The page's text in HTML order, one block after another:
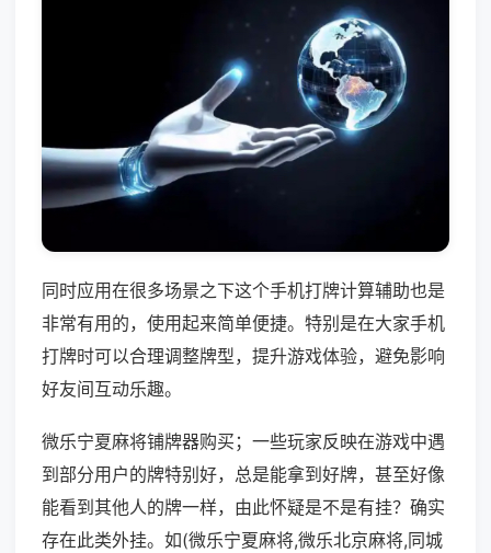
同时应用在很多场景之下这个手机打牌计算辅助也是
非常有用的，使用起来简单便捷。特别是在大家手机
打牌时可以合理调整牌型，提升游戏体验，避免影响
好友间互动乐趣。
微乐宁夏麻将铺牌器购买；一些玩家反映在游戏中遇
到部分用户的牌特别好，总是能拿到好牌，甚至好像
能看到其他人的牌一样，由此怀疑是不是有挂？确实
存在此类外挂。如(微乐宁夏麻将,微乐北京麻将,同城